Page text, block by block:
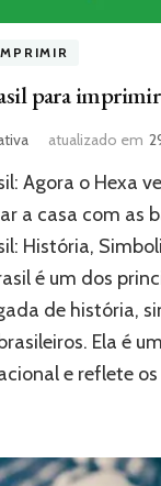
para imprimir
atualizado em
Agora o Hexa
a casa com as
História,
é um dos
de história,
Ela é
e reflete